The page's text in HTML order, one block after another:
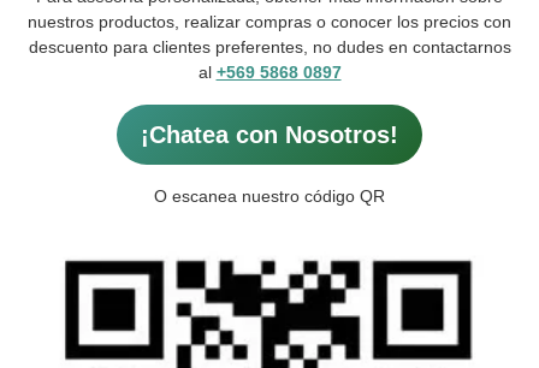
nuestros productos, realizar compras o conocer los precios con
descuento para clientes preferentes, no dudes en contactarnos
al +569 5868 0897
¡Chatea con Nosotros!
O escanea nuestro código QR